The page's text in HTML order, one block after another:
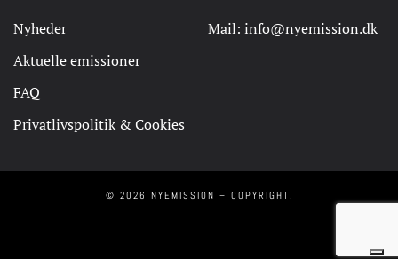
Nyheder
Aktuelle emissioner
FAQ
Privatlivspolitik & Cookies
Mail: info@nyemission.dk
© 2026 NYEMISSION – COPYRIGHT .